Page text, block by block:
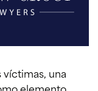
una